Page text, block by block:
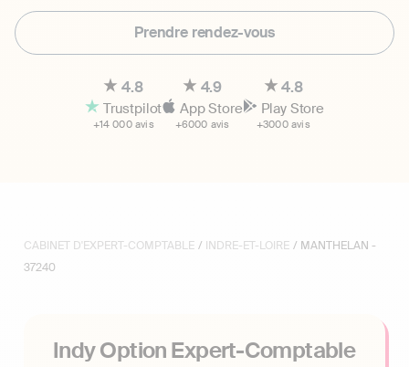
Prendre rendez-vous
4.8
Trustpilot
+14 000 avis
4.9
App Store
+6000 avis
4.8
Play Store
+3000 avis
CABINET D'EXPERT-COMPTABLE / INDRE-ET-LOIRE / MANTHELAN -
37240
Indy Option Expert-Comptable